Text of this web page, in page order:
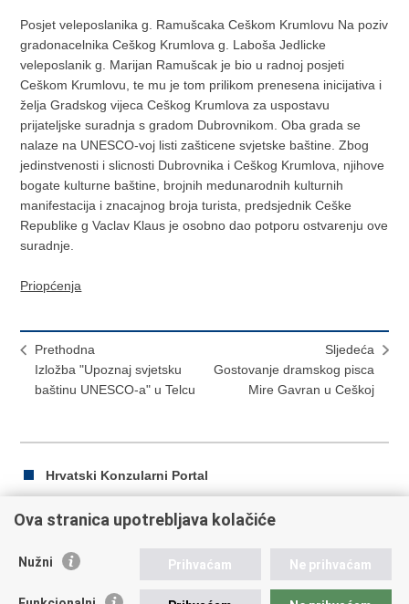
Posjet veleposlanika g. Ramušcaka Ceškom Krumlovu Na poziv
gradonacelnika Ceškog Krumlova g. Laboša Jedlicke
veleposlanik g. Marijan Ramušcak je bio u radnoj posjeti
Ceškom Krumlovu, te mu je tom prilikom prenesena inicijativa i
želja Gradskog vijeca Ceškog Krumlova za uspostavu
prijateljske suradnja s gradom Dubrovnikom. Oba grada se
nalaze na UNESCO-voj listi zašticene svjetske baštine. Zbog
jedinstvenosti i slicnosti Dubrovnika i Ceškog Krumlova, njihove
bogate kulturne baštine, brojnih medunarodnih kulturnih
manifestacija i znacajnog broja turista, predsjednik Ceške
Republike g Vaclav Klaus je osobno dao potporu ostvarenju ove
suradnje.
Priopćenja
Prethodna
Izložba "Upoznaj svjetsku
baštinu UNESCO-a" u Telcu
Sljedeća
Gostovanje dramskog pisca
Mire Gavran u Ceškoj
Hrvatski Konzularni Portal
Ispiši
Podijeli
Facebooku
Twitteru
Ova stranica upotrebljava kolačiće
Nužni Prihvaćam Ne prihvaćam